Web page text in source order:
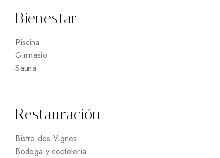
Bienestar
Piscina
Gimnasio
Sauna
Restauración
Bistro des Vignes
Bodega y coctelería